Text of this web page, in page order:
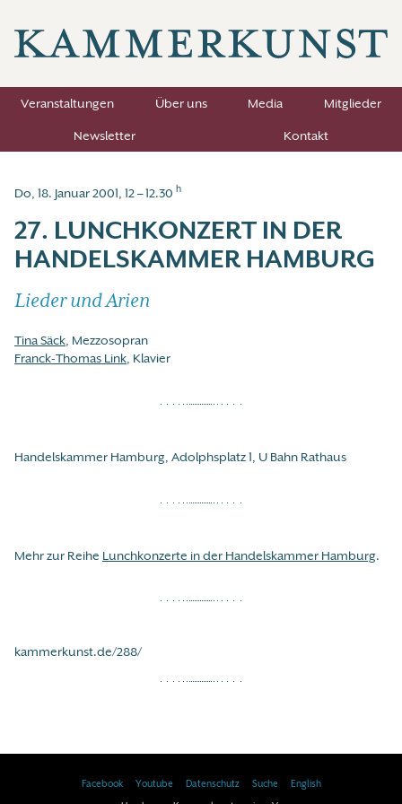
Veranstaltungen Über uns Media
Mitglieder
Newsletter
Kontakt
Do, 18. Januar 2001, 12 – 12.30 h
27. LUNCHKONZERT IN DER
HANDELSKAMMER HAMBURG
Lieder und Arien
Tina Säck, Mezzosopran
Franck-Thomas Link, Klavier
Handelskammer Hamburg, Adolphsplatz 1, U Bahn Rathaus
Mehr zur Reihe Lunchkonzerte in der Handelskammer Hamburg.
kammerkunst.de/288/
Facebook Youtube Datenschutz Suche
English